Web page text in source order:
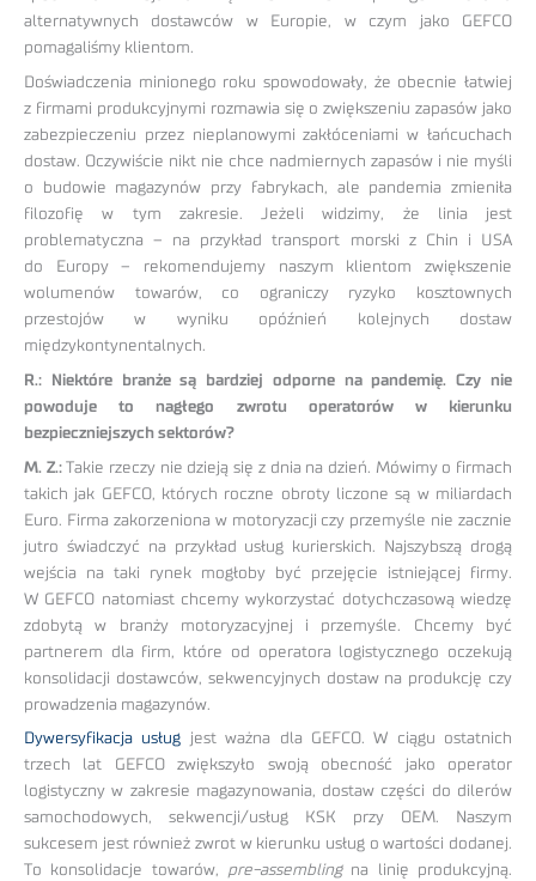
alternatywnych dostawców w Europie, w czym jako GEFCO
pomagaliśmy klientom.
Doświadczenia minionego roku spowodowały, że obecnie łatwiej
z firmami produkcyjnymi rozmawia się o zwiększeniu zapasów jako
zabezpieczeniu przez nieplanowymi zakłóceniami w łańcuchach
dostaw. Oczywiście nikt nie chce nadmiernych zapasów i nie myśli
o budowie magazynów przy fabrykach, ale pandemia zmieniła
filozofię w tym zakresie. Jeżeli widzimy, że linia jest
problematyczna – na przykład transport morski z Chin i USA
do Europy – rekomendujemy naszym klientom zwiększenie
wolumenów towarów, co ograniczy ryzyko kosztownych
przestojów w wyniku opóźnień kolejnych dostaw
międzykontynentalnych.
R.: Niektóre branże są bardziej odporne na pandemię. Czy nie
powoduje to nagłego zwrotu operatorów w kierunku
bezpieczniejszych sektorów?
M. Z.:Takie rzeczy nie dzieją się z dnia na dzień. Mówimy o firmach
takich jak GEFCO, których roczne obroty liczone są w miliardach
Euro. Firma zakorzeniona w motoryzacji czy przemyśle nie zacznie
jutro świadczyć na przykład usług kurierskich. Najszybszą drogą
wejścia na taki rynek mogłoby być przejęcie istniejącej firmy.
W GEFCO natomiast chcemy wykorzystać dotychczasową wiedzę
zdobytą w branży motoryzacyjnej i przemyśle. Chcemy być
partnerem dla firm, które od operatora logistycznego oczekują
konsolidacji dostawców, sekwencyjnych dostaw na produkcję czy
prowadzenia magazynów.
Dywersyfikacja usług jest ważna dla GEFCO. W ciągu ostatnich
trzech lat GEFCO zwiększyło swoją obecność jako operator
logistyczny w zakresie magazynowania, dostaw części do dilerów
samochodowych, sekwencji/usług KSK przy OEM. Naszym
sukcesem jest również zwrot w kierunku usług o wartości dodanej.
To konsolidacje towarów, pre-assemblingna linię produkcyjną.